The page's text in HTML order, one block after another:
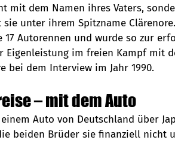
mit dem Namen ihres Vaters,
unter ihrem Spitzname Clärenore.
17 Autorennen und wurde so zur
Eigenleistung im freien Kampf mit
bei dem Interview im Jahr 1990.
– mit dem Auto
Auto von Deutschland über
beiden Brüder sie finanziell nicht